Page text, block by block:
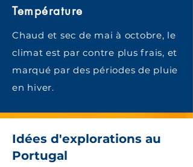
Température
Chaud et sec de mai à octobre, le
climat est par contre plus frais, et
marqué par des périodes de pluie
en hiver.
Idées d'explorations au
Portugal